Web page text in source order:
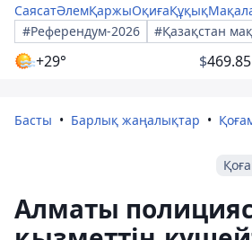
СаясатӘлемҚаржыОқиғаҚұқық
#Референдум-2026
#Қазақстан
+29° $469.85
Басты Барлық жаңалықтар
Алматы